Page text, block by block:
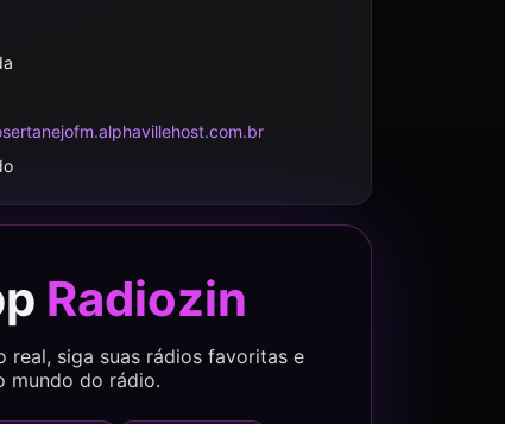
Radiozin
real, siga suas rádios favoritas e
mundo do rádio.